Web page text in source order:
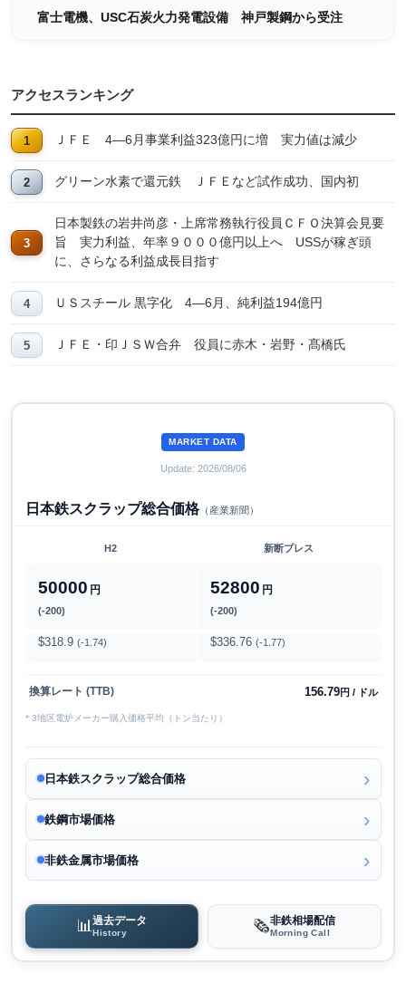
富士電機、USC石炭火力発電設備 神戸製鋼から受注
アクセスランキング
ＪＦＥ 4―6月事業利益323億円に増 実力値は減少
グリーン水素で還元鉄 ＪＦＥなど試作成功、国内初
日本製鉄の岩井尚彦・上席常務執行役員ＣＦＯ決算会見要
旨 実力利益、年率９０００億円以上へ USSが稼ぎ頭
に、さらなる利益成長目指す
ＵＳスチール 黒字化 4―6月、純利益194億円
ＪＦＥ・印ＪＳＷ合弁 役員に赤木・岩野・髙橋氏
MARKET DATA
Update: 2026/08/06
日本鉄スクラップ総合価格（産業新聞）
H2 新断プレス
50000 円
(-200)
52800 円
(-200)
$318.9 (-1.74) $336.76 (-1.77)
換算レート (TTB) 156.79円 / ドル
* 3地区電炉メーカー購入価格平均（トン当たり）
日本鉄スクラップ総合価格
鉄鋼市場価格
非鉄金属市場価格
📊過去データ
History 🗞️非鉄相場配信
Morning Call